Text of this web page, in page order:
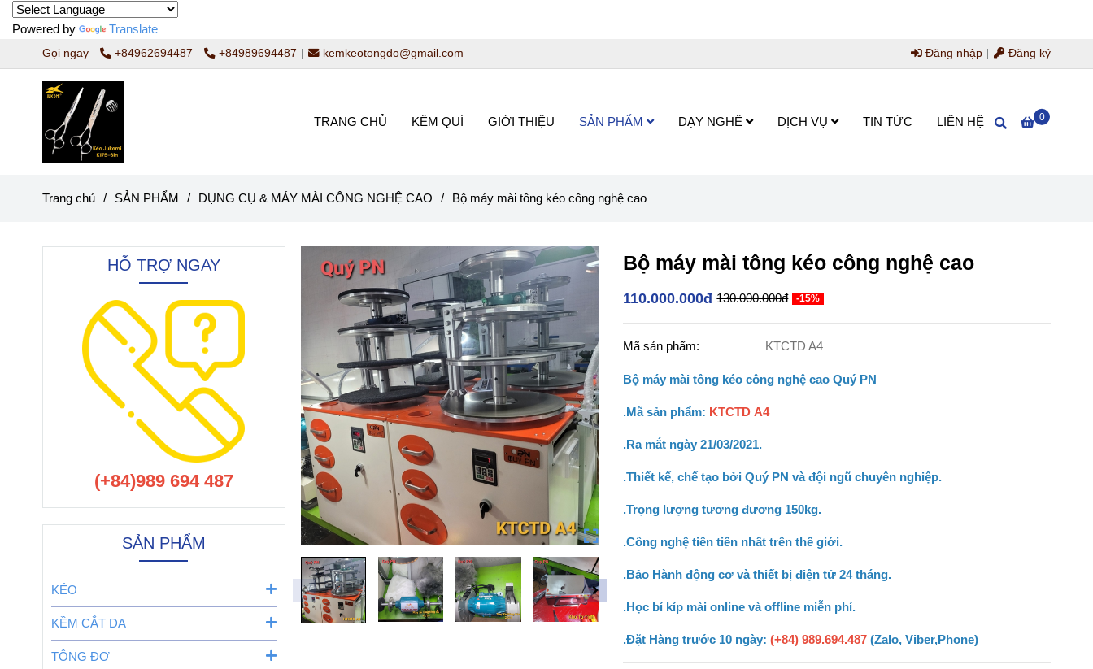
Powered by Translate
Gọi ngay +84962694487 +84989694487 kemkeotongdo@gmail.com Đăng nhập Đăng ký
0
TRANG CHỦ KỀM QUÍ GIỚI THIỆU SẢN PHẨM DẠY NGHỀ DỊCH VỤ TIN TỨC LIÊN HỆ
Trang chủ / SẢN PHẨM / DỤNG CỤ & MÁY MÀI CÔNG NGHỆ CAO / Bộ máy mài tông kéo công nghệ cao
Bộ máy mài tông kéo công nghệ cao
110.000.000đ 130.000.000đ -15%
Mã sản phẩm: KTCTD A4
Bộ máy mài tông kéo công nghệ cao Quý PN
.Mã sản phẩm: KTCTD A4
.Ra mắt ngày 21/03/2021.
.Thiết kế, chế tạo bởi Quý PN và đội ngũ chuyên nghiệp.
.Trọng lượng tương đương 150kg.
.Công nghệ tiên tiến nhất trên thế giới.
.Bảo Hành động cơ và thiết bị điện tử 24 tháng.
.Học bí kíp mài online và offline miễn phí.
.Đặt Hàng trước 10 ngày:(+84) 989.694.487 (Zalo, Viber,Phone)
HỖ TRỢ NGAY
(+84)989 694 487
SẢN PHẨM
KÉO
KỀM CẮT DA
TÔNG ĐƠ